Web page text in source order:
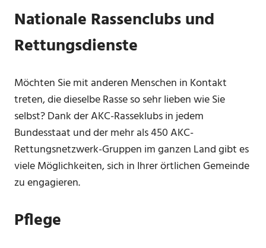
Nationale Rassenclubs und
Rettungsdienste
Möchten Sie mit anderen Menschen in Kontakt
treten, die dieselbe Rasse so sehr lieben wie Sie
selbst? Dank der AKC-Rasseklubs in jedem
Bundesstaat und der mehr als 450 AKC-
Rettungsnetzwerk-Gruppen im ganzen Land gibt es
viele Möglichkeiten, sich in Ihrer örtlichen Gemeinde
zu engagieren.
Pflege